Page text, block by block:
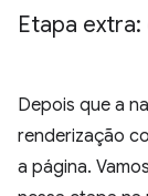
Etapa
Depois que a
renderização
a página.